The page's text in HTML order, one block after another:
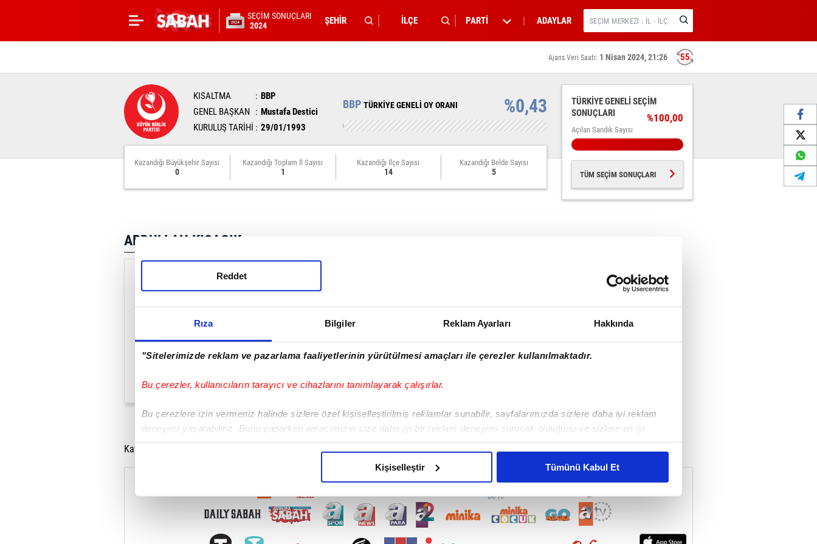
Rıza Bilgiler Reklam Ayarları Hakkında
"Sitelerimizde reklam ve pazarlama faaliyetlerinin yürütülmesi amaçları ile çerezler kullanılmaktadır.
Bu çerezler, kullanıcıların tarayıcı ve cihazlarını tanımlayarak çalışırlar.
Bu çerezlere izin vermeniz halinde sizlere özel kişiselleştirilmiş reklamlar sunabilir, sayfalarımızda sizlere daha iyi reklam
deneyimi yaşatabiliriz. Bunu yaparken amacımızın size daha iyi bir reklam deneyimi sunmak olduğunu ve sizlere en iyi
Sizlere daha iyi bir hizmet sunabilmek için İnternet Sitemizde kendimize ve üçüncü kişilere ait çerezler kullanılmaktadır. Bu
çerezler vasıtasıyla çeşitli kişisel verileriniz işlenmekte olup gerekli olan çerezler bilgi toplumu hizmetlerinin sunulması
Reddet
Kişiselleştir Tümünü Kabul Et
SEÇİM SONUÇLARI
2024
PARTİ ADAYLAR
55
Ajans Veri Saati: 1 Nisan 2024, 21:26
KISALTMA
BBP
GENEL BAŞKAN
Mustafa Destici
KURULUŞ TARİHİ
29/01/1993
BBP TÜRKİYE GENELİ OY ORANI %0,43
Kazandığı Büyükşehir Sayısı
0
Kazandığı Toplam İl Sayısı
1
Kazandığı İlçe Sayısı
14
Kazandığı Belde Sayısı
5
ABDULLAH KISACIK
BÖLGESİ
: GİRESUN / MERKEZ
TÜRKİYE GENELİ SEÇİM
SONUÇLARI
Açılan Sandık Sayısı
%100,00
TÜM SEÇİM SONUÇLARI
Kaynak: Anadolu Ajansı